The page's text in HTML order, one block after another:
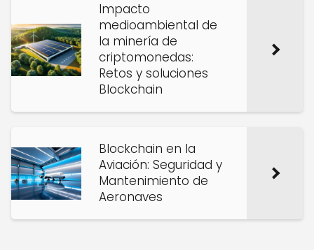
Impacto
medioambiental de
la minería de
criptomonedas:
Retos y soluciones
Blockchain
Blockchain en la
Aviación: Seguridad y
Mantenimiento de
Aeronaves